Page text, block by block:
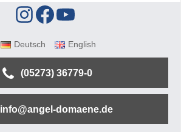
Deutsch English
(05273) 36779-0
info@angel-domaene.de